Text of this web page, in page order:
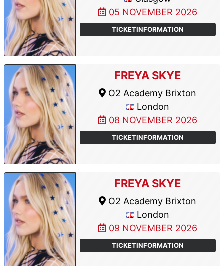
05 NOVEMBER 2026
TICKETINFORMATION
FREYA SKYE
O2 Academy Brixton
London
08 NOVEMBER 2026
TICKETINFORMATION
FREYA SKYE
O2 Academy Brixton
London
09 NOVEMBER 2026
TICKETINFORMATION